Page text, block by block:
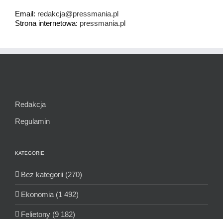
Email: redakcja@pressmania.pl
Strona internetowa: pressmania.pl
Redakcja
Regulamin
KATEGORIE
Bez kategorii (270)
Ekonomia (1 492)
Felietony (9 182)